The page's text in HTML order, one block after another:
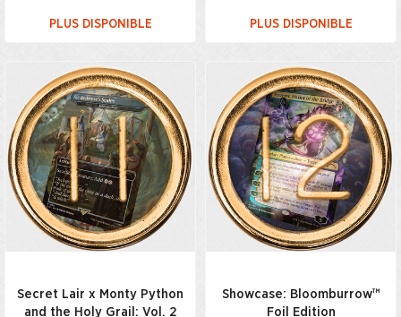
PLUS DISPONIBLE PLUS DISPONIBLE
Secret Lair x Monty Python
and the Holy Grail: Vol. 2
Showcase: Bloomburrow™
Foil Edition